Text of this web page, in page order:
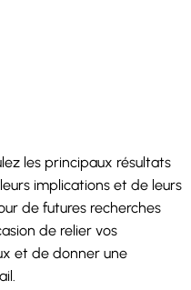
les principaux résultats
implications et de leurs
de futures recherches
de relier vos
et de donner une